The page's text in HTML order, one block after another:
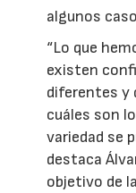
algunos
“Lo que
existen
diferentes y
cuáles son
variedad se
destaca
objetivo de